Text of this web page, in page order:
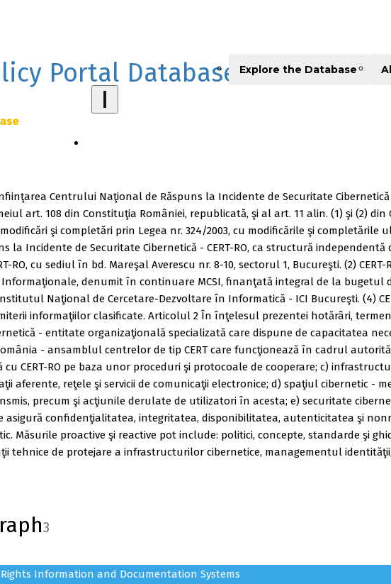
Portal Database Explore the Database
Centrului Naţional de Răspuns la Incidente de Securitate Cibernetică -
art. 108 din Constituţia României, republicată, şi al art. 11 alin. (1) şi (2)
şi completări prin Legea nr. 324/2003, cu modificările şi
la Incidente de Securitate Cibernetică - CERT-RO, ca structură
RO, cu sediul în bd. Mareşal Averescu nr. 8-10, sectorul 1, Bucureşti. (2)
denumit în continuare MCSI, finanţată integral de la bugetul
Naţional de Cercetare-Dezvoltare în Informatică - ICI Bucureşti. (4)
informaţiilor clasificate. Articolul 2 În înţelesul prezentei hotărâri,
- entitate organizaţională specializată care dispune de capacitatea
- ansamblul centrelor de tip CERT care funcţionează în cadrul
CERT-RO pe baza unor proceduri şi protocoale de cooperare; c)
aferente, reţele şi servicii de comunicaţii electronice; d) spaţiul cibernetic
precum şi acţiunile derulate de utilizatori în acesta; e) securitate
asigură confidenţialitatea, integritatea, disponibilitatea, autenticitatea şi
Măsurile proactive şi reactive pot include: politici, concepte, standarde şi
tehnice de protejare a infrastructurilor cibernetice, managementul
3